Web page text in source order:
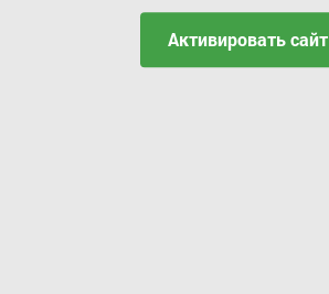
Активировать сайт